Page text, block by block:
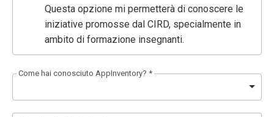
Questa opzione mi permetterà di conoscere le
iniziative promosse dal CIRD, specialmente in
ambito di formazione insegnanti.
Come hai conosciuto AppInventory? *